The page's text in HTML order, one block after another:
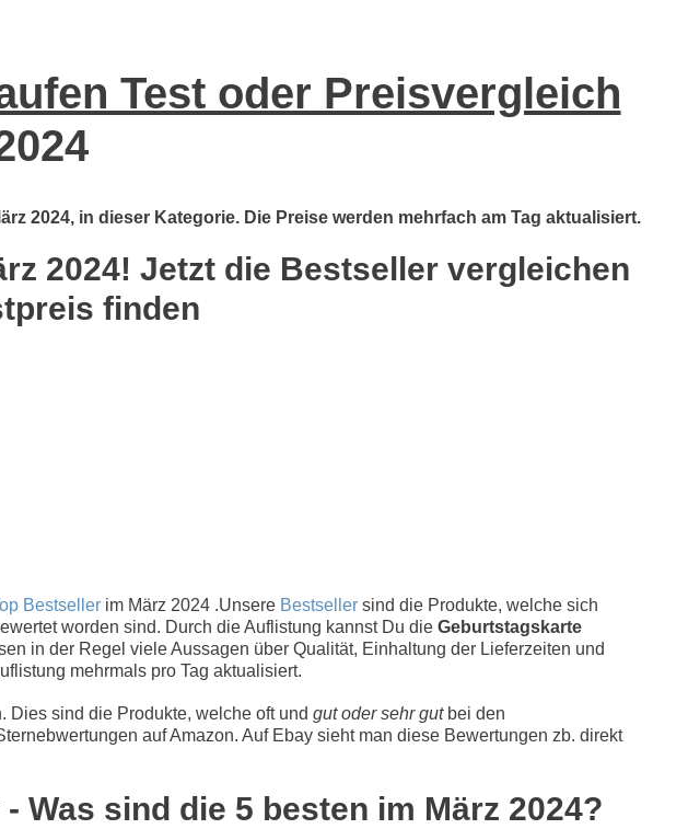
Test oder Preisvergleich
2024, in dieser Kategorie. Die Preise werden mehrfach am Tag aktualisiert.
2024! Jetzt die Bestseller vergleichen
finden
Bestseller im März 2024 .Unsere Bestseller sind die Produkte, welche sich
worden sind. Durch die Auflistung kannst Du die Geburtstagskarte
in der Regel viele Aussagen über Qualität, Einhaltung der Lieferzeiten und
mehrmals pro Tag aktualisiert.
Dies sind die Produkte, welche oft und gut oder sehr gutbei den
auf Amazon. Auf Ebay sieht man diese Bewertungen zb. direkt
Was sind die 5 besten im März 2024?